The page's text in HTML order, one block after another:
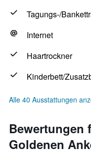
Tagungs-/
Internet
Haartrockner
Kinderbett/
Alle 40 Ausstattungen
Bewertungen
Goldenen